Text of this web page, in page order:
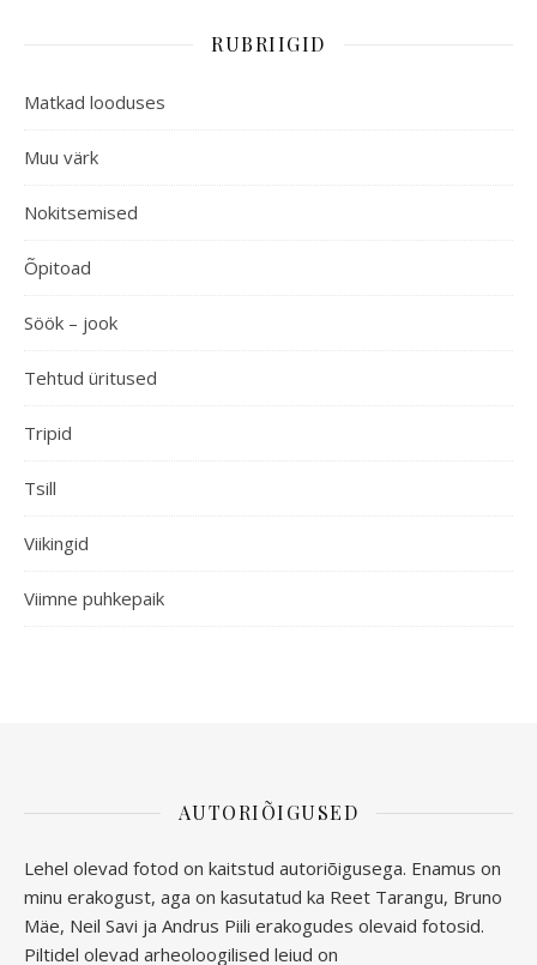
RUBRIIGID
Matkad looduses
Muu värk
Nokitsemised
Õpitoad
Söök – jook
Tehtud üritused
Tripid
Tsill
Viikingid
Viimne puhkepaik
AUTORIÕIGUSED
Lehel olevad fotod on kaitstud autoriõigusega. Enamus on
minu erakogust, aga on kasutatud ka Reet Tarangu, Bruno
Mäe, Neil Savi ja Andrus Piili erakogudes olevaid fotosid.
Piltidel olevad arheoloogilised leiud on